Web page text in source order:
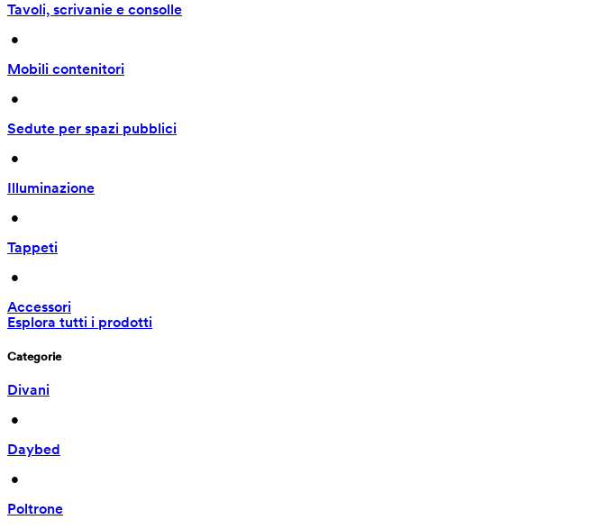
Tavoli, scrivanie e consolle
•
Mobili contenitori
•
Sedute per spazi pubblici
•
Illuminazione
•
Tappeti
•
Accessori
Esplora tutti i prodotti
Categorie
Divani
•
Daybed
•
Poltrone